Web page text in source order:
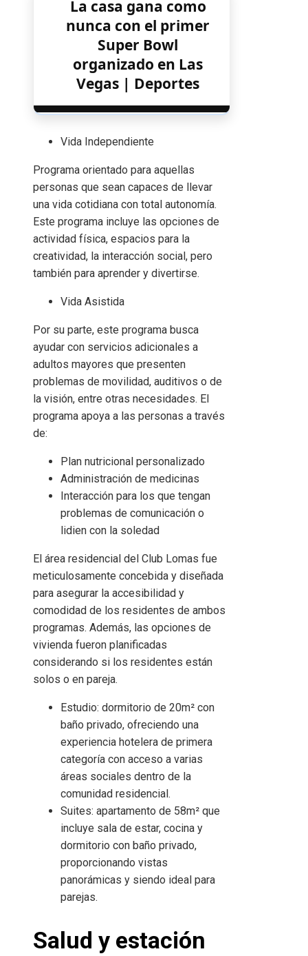
La casa gana como
nunca con el primer
Super Bowl
organizado en Las
Vegas | Deportes
Vida Independiente
Programa orientado para aquellas
personas que sean capaces de llevar
una vida cotidiana con total autonomía.
Este programa incluye las opciones de
actividad física, espacios para la
creatividad, la interacción social, pero
también para aprender y divertirse.
Vida Asistida
Por su parte, este programa busca
ayudar con servicios adicionales a
adultos mayores que presenten
problemas de movilidad, auditivos o de
la visión, entre otras necesidades. El
programa apoya a las personas a través
de:
Plan nutricional personalizado
Administración de medicinas
Interacción para los que tengan
problemas de comunicación o
lidien con la soledad
El área residencial del Club Lomas fue
meticulosamente concebida y diseñada
para asegurar la accesibilidad y
comodidad de los residentes de ambos
programas. Además, las opciones de
vivienda fueron planificadas
considerando si los residentes están
solos o en pareja.
Estudio: dormitorio de 20m² con
baño privado, ofreciendo una
experiencia hotelera de primera
categoría con acceso a varias
áreas sociales dentro de la
comunidad residencial.
Suites: apartamento de 58m² que
incluye sala de estar, cocina y
dormitorio con baño privado,
proporcionando vistas
panorámicas y siendo ideal para
parejas.
Salud y estación